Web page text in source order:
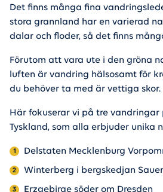
Det finns många fina
stora grannland har en varierad
dalar och floder, så det finns
Förutom att vara ute i den gröna
luften är vandring hälsosamt för
du behöver ta med är vettiga skor.
Här fokuserar vi på tre
Tyskland, som alla erbjuder unika
Delstaten Mecklenburg
Winterberg i bergskedjan
Erzgebirge söder om Dresden